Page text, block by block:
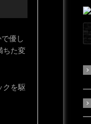
優し
ちた変
クを駆